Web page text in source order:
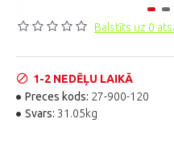
Balstīts uz 0
1-2 NEDĒĻU LAIKĀ
Preces kods: 27-900-120
Svars: 31.05kg